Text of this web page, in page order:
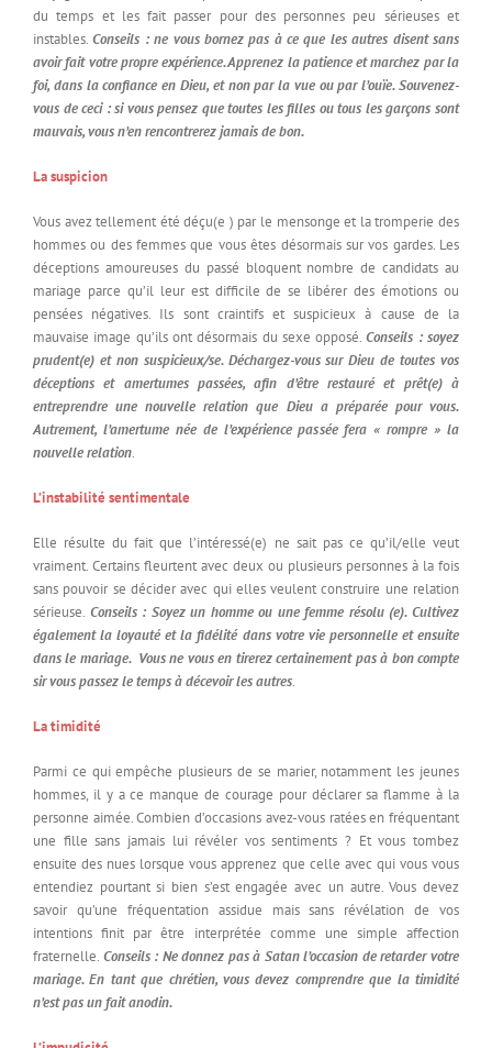
du temps et les fait passer pour des personnes peu sérieuses et
instables.Conseils : ne vous bornez pas à ce que les autres disent sans
avoir fait votre propre expérience. Apprenez la patience et marchez par la
foi, dans la confiance en Dieu, et non par la vue ou par l’ouïe. Souvenez-
vous de ceci : si vous pensez que toutes les filles ou tous les garçons sont
mauvais, vous n’en rencontrerez jamais de bon.
La suspicion
Vous avez tellement été déçu(e ) par le mensonge et la tromperie des
hommes ou des femmes que vous êtes désormais sur vos gardes. Les
déceptions amoureuses du passé bloquent nombre de candidats au
mariage parce qu’il leur est difficile de se libérer des émotions ou
pensées négatives. Ils sont craintifs et suspicieux à cause de la
mauvaise image qu’ils ont désormais du sexe opposé.Conseils : soyez
prudent(e) et non suspicieux/se. Déchargez-vous sur Dieu de toutes vos
déceptions et amertumes passées, afin d’être restauré et prêt(e) à
entreprendre une nouvelle relation que Dieu a préparée pour vous.
Autrement, l’amertume née de l’expérience passée fera « rompre » la
nouvelle relation.
L’instabilité sentimentale
Elle résulte du fait que l’intéressé(e) ne sait pas ce qu’il/elle veut
vraiment. Certains fleurtent avec deux ou plusieurs personnes à la fois
sans pouvoir se décider avec qui elles veulent construire une relation
sérieuse. Conseils : Soyez un homme ou une femme résolu (e). Cultivez
également la loyauté et la fidélité dans votre vie personnelle et ensuite
dans le mariage. Vous ne vous en tirerez certainement pas à bon compte
sir vous passez le temps à décevoir les autres.
La timidité
Parmi ce qui empêche plusieurs de se marier, notamment les jeunes
hommes, il y a ce manque de courage pour déclarer sa flamme à la
personne aimée. Combien d’occasions avez-vous ratées en fréquentant
une fille sans jamais lui révéler vos sentiments ? Et vous tombez
ensuite des nues lorsque vous apprenez que celle avec qui vous vous
entendiez pourtant si bien s’est engagée avec un autre. Vous devez
savoir qu’une fréquentation assidue mais sans révélation de vos
intentions finit par être interprétée comme une simple affection
fraternelle. Conseils : Ne donnez pas à Satan l’occasion de retarder votre
mariage. En tant que chrétien, vous devez comprendre que la timidité
n’est pas un fait anodin.